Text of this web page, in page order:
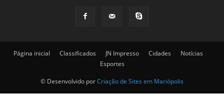
Página inicial Classificados JN Impresso Cidades
Notícias
Esportes
© Desenvolvido porCriação de Sites em Mariópolis